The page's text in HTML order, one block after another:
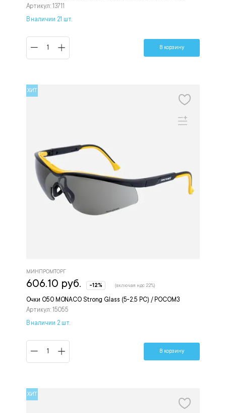
Артикул: 13711
В наличии 21 шт.
В корзину
ХИТ
Очки О50 MONACO Strong Glass (5-2,5 PC) / РОСОМЗ
Артикул: 15055
МИНПРОМТОРГ
606.10 руб. -12% (включая ндс 22%)
В наличии 2 шт.
В корзину
ХИТ